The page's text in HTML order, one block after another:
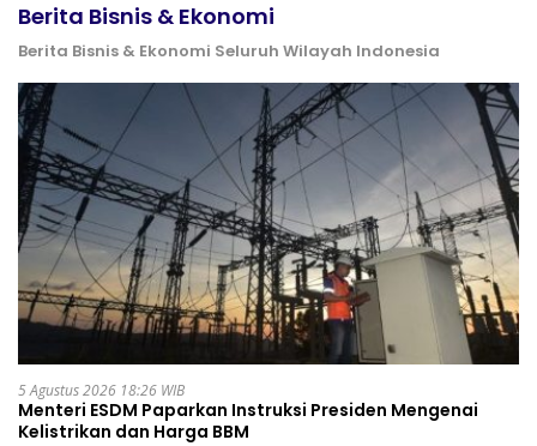
Berita Bisnis & Ekonomi
Berita Bisnis & Ekonomi Seluruh Wilayah Indonesia
5 Agustus 2026 18:26 WIB
Menteri ESDM Paparkan Instruksi Presiden Mengenai
Kelistrikan dan Harga BBM